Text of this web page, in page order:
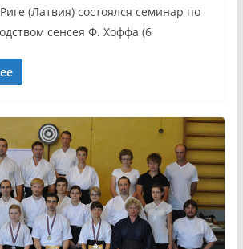
(Латвия) состоялся семинар по
сенсея Ф. Хоффа (6